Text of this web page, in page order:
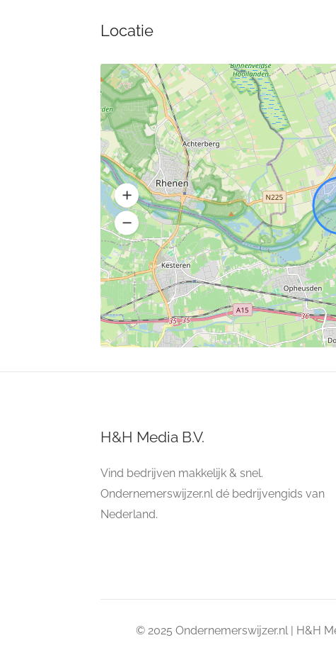
Locatie
H&H Media B.V.
Vind bedrijven makkelijk & snel.
Ondernemerswijzer.nl dé bedrijvengids van
Nederland.
© 2025 Ondernemerswijzer.nl | H&H